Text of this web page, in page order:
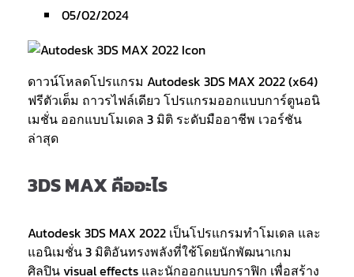
05/02/2024
ดาวน์โหลดโปรแกรม Autodesk 3DS MAX 2022 (x64)
ฟรีตัวเต็ม ถาวรไฟล์เดียว โปรแกรมออกแบบการ์ตูนอนิ
เมชั่น ออกแบบโมเดล 3 มิติ ระดับมืออาชีพ เวอร์ชัน
ล่าสุด
3DS MAX คืออะไร
Autodesk 3DS MAX 2022 เป็นโปรแกรมทำโมเดล และ
แอนิเมชั่น 3 มิติอันทรงพลังที่ใช้โดยนักพัฒนาเกม
ศิลปิน visual effects และนักออกแบบกราฟิก เพื่อสร้าง